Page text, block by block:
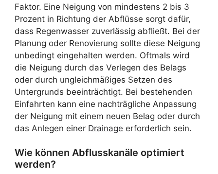
Faktor. Eine Neigung von mindestens 2 bis 3
Prozent in Richtung der Abflüsse sorgt dafür,
dass Regenwasser zuverlässig abfließt. Bei der
Planung oder Renovierung sollte diese Neigung
unbedingt eingehalten werden. Oftmals wird
die Neigung durch das Verlegen des Belags
oder durch ungleichmäßiges Setzen des
Untergrunds beeinträchtigt. Bei bestehenden
Einfahrten kann eine nachträgliche Anpassung
der Neigung mit einem neuen Belag oder durch
das Anlegen einer Drainage erforderlich sein.
Wie können Abflusskanäle optimiert
werden?